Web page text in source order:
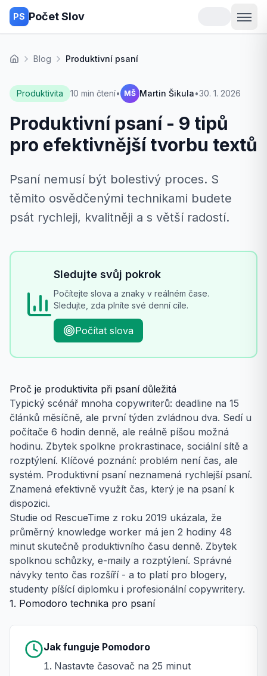
PS Počet Slov
Domů Blog Produktivní psaní
Produktivita 10 min čtení• MŠ Martin Šikula•30. 1. 2026
Produktivní psaní - 9 tipů
pro efektivnější tvorbu textů
Psaní nemusí být bolestivý proces. S
těmito osvědčenými technikami budete
psát rychleji, kvalitněji a s větší radostí.
Sledujte svůj pokrok
Počítejte slova a znaky v reálném čase.
Sledujte, zda plníte své denní cíle.
Počítat slova
Proč je produktivita při psaní důležitá
Typický scénář mnoha copywriterů: deadline na 15
článků měsíčně, ale první týden zvládnou dva. Sedí u
počítače 6 hodin denně, ale reálně píšou možná
hodinu. Zbytek spolkne prokrastinace, sociální sítě a
rozptýlení. Klíčové poznání: problém není čas, ale
systém. Produktivní psaní neznamená rychlejší psaní.
Znamená efektivně využít čas, který je na psaní k
dispozici.
Studie od RescueTime z roku 2019 ukázala, že
průměrný knowledge worker má jen 2 hodiny 48
minut skutečně produktivního času denně. Zbytek
spolknou schůzky, e-maily a rozptýlení. Správné
návyky tento čas rozšíří - a to platí pro blogery,
studenty píšící diplomku i profesionální copywritery.
1. Pomodoro technika pro psaní
Jak funguje Pomodoro
Nastavte časovač na 25 minut